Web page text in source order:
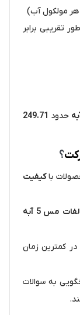
تقریبی برابر
حدود 249.71
؟
باکیفیت
مس 5 آبه
کمترین زمان
به سوالات